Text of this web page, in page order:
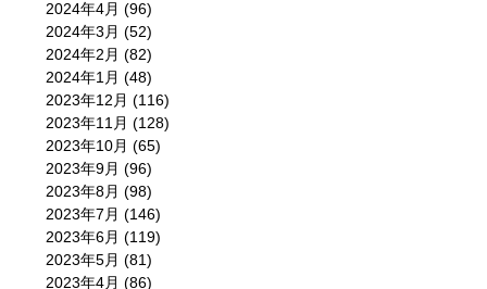
2024年4月 (96)
2024年3月 (52)
2024年2月 (82)
2024年1月 (48)
2023年12月 (116)
2023年11月 (128)
2023年10月 (65)
2023年9月 (96)
2023年8月 (98)
2023年7月 (146)
2023年6月 (119)
2023年5月 (81)
2023年4月 (86)